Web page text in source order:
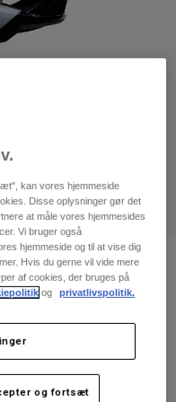
hjelm
kan vores hjemmeside
Disse oplysninger gør det
at måle vores hjemmesides
Vi bruger også
hjemmeside og til at vise dig
Hvis du gerne vil vide mere
af cookies, der bruges på
og privatlivspolitik.
og fortsæt